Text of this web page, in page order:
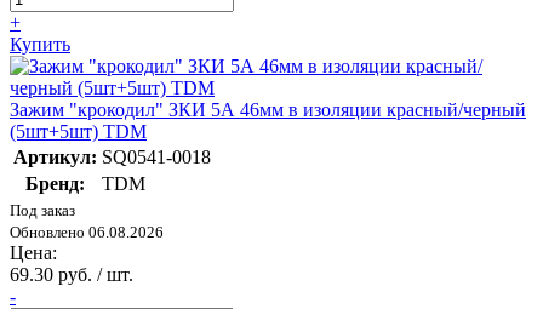
+
Купить
Зажим "крокодил" ЗКИ 5А 46мм в изоляции красный/черный
(5шт+5шт) TDM
Артикул: SQ0541-0018
Бренд:
TDM
Под заказ
Обновлено 06.08.2026
Цена:
69.30 руб. / шт.
-